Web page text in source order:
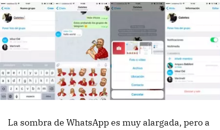
La sombra de WhatsApp es muy alargada, pero a